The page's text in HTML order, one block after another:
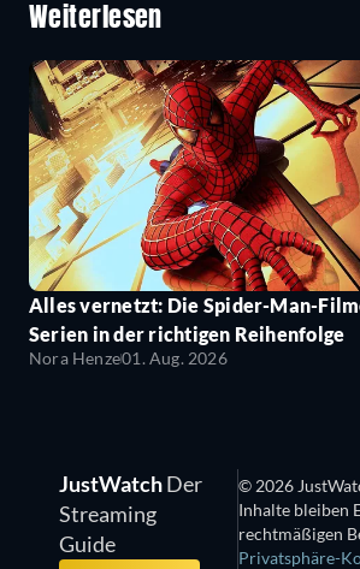
Weiterlesen
Alles vernetzt: Die Spider-Man-
Serien in der richtigen Reihenfolge
Nora Henze01. Aug. 2026
JustWatchDer
Streaming
Guide
© 2026
Inhalte bleiben
rechtmäßigen
Privatsphäre-